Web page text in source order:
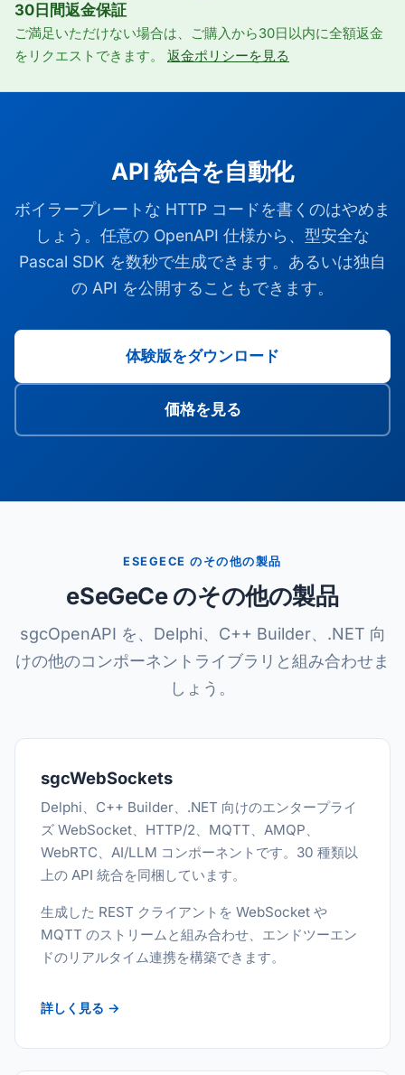
30日間返金保証
ご満足いただけない場合は、ご購入から30日以内に全額返金
をリクエストできます。 返金ポリシーを見る
API 統合を自動化
ボイラープレートな HTTP コードを書くのはやめま
しょう。任意の OpenAPI 仕様から、型安全な
Pascal SDK を数秒で生成できます。あるいは独自
の API を公開することもできます。
体験版をダウンロード
価格を見る
ESEGECE のその他の製品
eSeGeCe のその他の製品
sgcOpenAPI を、Delphi、C++ Builder、.NET 向
けの他のコンポーネントライブラリと組み合わせま
しょう。
sgcWebSockets
Delphi、C++ Builder、.NET 向けのエンタープライ
ズ WebSocket、HTTP/2、MQTT、AMQP、
WebRTC、AI/LLM コンポーネントです。30 種類以
上の API 統合を同梱しています。
生成した REST クライアントを WebSocket や
MQTT のストリームと組み合わせ、エンドツーエン
ドのリアルタイム連携を構築できます。
詳しく見る →